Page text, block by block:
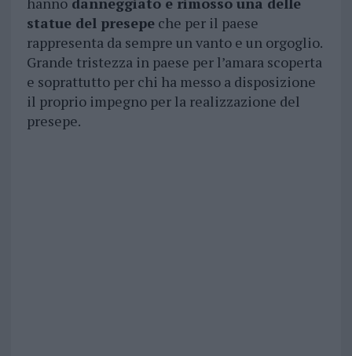
statue del presepeche per il paese
rappresenta da sempre un vanto e un orgoglio.
Grande tristezza in paese per l’amara scoperta
e soprattutto per chi ha messo a disposizione
il proprio impegno per la realizzazione del
presepe.